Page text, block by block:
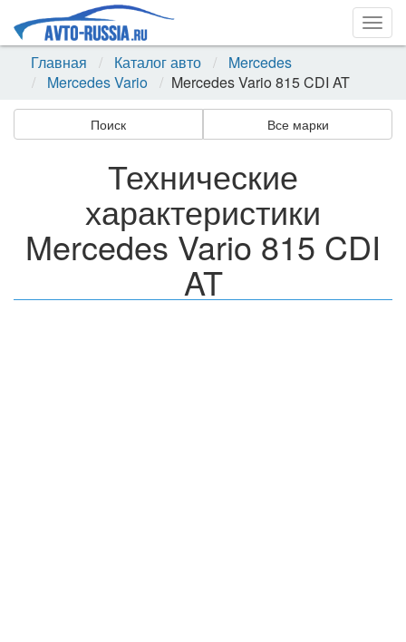
Главная
Каталог авто
Mercedes
Mercedes Vario
Mercedes Vario 815 CDI AT
Поиск Все марки
Технические
характеристики
Mercedes Vario 815 CDI
AT